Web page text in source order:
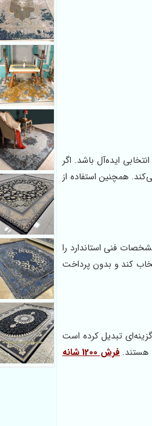
ایده‌آل باشد. اگر
همچنین استفاده از
فنی استاندارد را
کند و بدون پرداخت
تبدیل کرده است
هستند.
فرش 1200 شانه